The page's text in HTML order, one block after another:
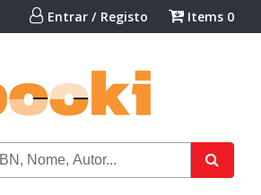
Entrar / Registo Items 0